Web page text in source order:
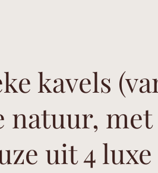
kavels
natuur, met
uit 4 luxe